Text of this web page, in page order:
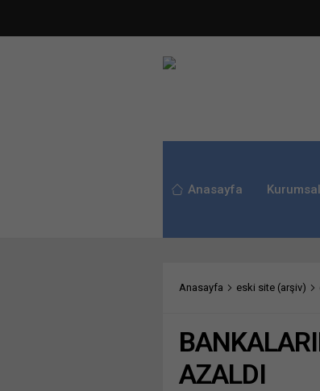
Anasayfa Kurumsal
Anasayfa eski site (arşiv)
AZALDI